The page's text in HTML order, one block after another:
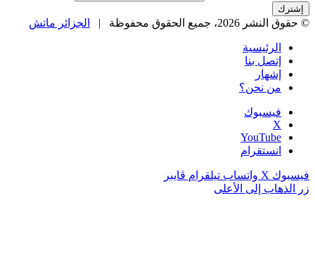
© حقوق النشر 2026، جميع الحقوق محفوظة | الجزائر ماتش
الرئيسية
إتصل بنا
إشهار
من نحن؟
فيسبوك
‫X
‫YouTube
انستقرام
فيسبوك ‫X واتساب تيلقرام ڤايبر
زر الذهاب إلى الأعلى